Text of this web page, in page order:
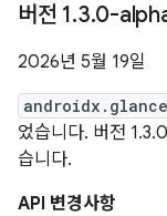
버전 1.3.0-
2026년 5월 19일
었습니다. 버전
습니다.
API 변경사항